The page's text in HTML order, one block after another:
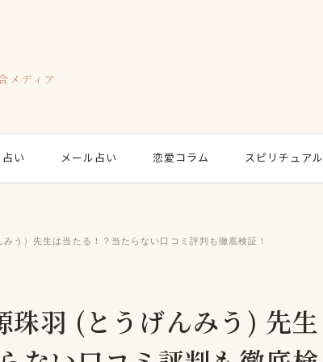
メディア
い メール占い 恋愛コラム スピリチュアル
う）先生は当たる！？当たらない口コミ評判も徹底検証！
珠羽 (とうげんみう) 先生